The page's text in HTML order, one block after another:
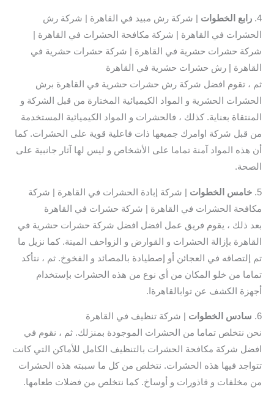
4. رابع الخطوات
| شركة رش مبيد في القاهرة | شركة رش
الحشرات في القاهرة | شركة مكافحة الحشرات في القاهرة |
شركة حشرات حشرية في القاهرة | شركة حشرات حشرية في
القاهرة | رش حشرات حشرية في القاهرة
ثم ، تقوم افضل شركة رش حشرات حشرية في القاهرة برش
الحشرات الحشرية و المواد الكيميائية المختارة من قبل الشركة و
المنتقاة بعناية. كذلك ، فالحشرات و المواد الكيميائية المستخدمة
من قبل شركة اوامرك جميعها ذات فاعلية قوية على الحشرات. كما
أن هذه المواد آمنة تماما على الأشخاص و ليس لها آثار جانبية على
الصحة.
5. خامس الخطوات
| شركة إبادة الحشرات في القاهرة | شركة
مكافحة الحشرات في القاهرة | شركة حشرات في القاهرة
بعد ذلك ، يقوم فريق عمل افضل افضل شركة حشرات حشرية في
القاهرة بإزالة الحشرات و القوارض و الزواحف الميتة. كما نزيل ما
تم إلتصاقه في العجائن أو إصطيادة بالمصائد و الفخوخ. ثم ، نتأكد
تماما من خلو المكان من أي نوع من هذه الحشرات بإستخدام
أجهزة الكشف عن توابالقاهرةا.
6. سادس الخطوات | شركة تنظيف في القاهرة
نحن نتخلص تماما من الحشرات الموجودة بمنزلك. ثم ، نقوم في
افضل شركة مكافحة الحشرات بالتنظيف الكامل للأماكن التي كانت
تتواجد فيها هذه الحشرات. نتخلص من كل ما سببته هذه الحشرات
من مخلفات و قاذورات و أوساخ. كما نتخلص من فضلات طعامها.